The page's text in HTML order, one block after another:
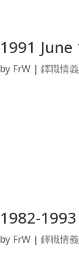
1991 June
by FrW |鐸職情
1982-
by FrW |鐸職情